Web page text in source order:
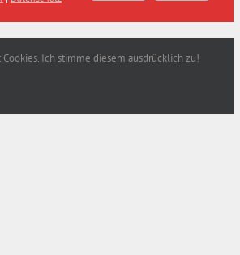
Ich stimme diesem ausdrücklich zu!